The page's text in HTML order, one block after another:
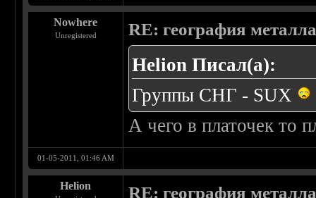
Nowhere
Unregistered RE: география
Helion Писал(а):
Группы СНГ - SUX
А чего в платочек то
01-05-2011, 01:46 AM
Helion RE: география